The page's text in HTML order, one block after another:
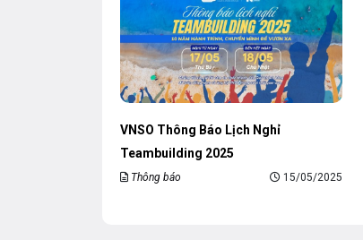
VNSO Thông Báo Lịch Nghỉ
Teambuilding 2025
Thông báo 15/05/2025